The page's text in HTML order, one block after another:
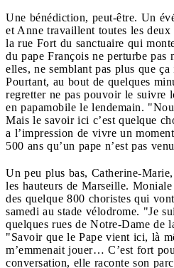
Une bénédiction, peut-être. Un
et Anne travaillent toutes les
la rue Fort du sanctuaire qui
du pape François ne perturbe
elles, ne semblant pas plus que ça
Pourtant, au bout de quelques
regretter ne pas pouvoir le suivre
en papamobile le lendemain.
Mais le savoir ici c’est quelque
a l’impression de vivre un
500 ans qu’un pape n’est pas
Un peu plus bas, Catherine-
les hauteurs de Marseille.
des quelque 800 choristes qui
samedi au stade vélodrome. "Je
quelques rues de Notre-Dame de
"Savoir que le Pape vient ici, là
m’emmenait jouer… C’est fort
conversation, elle raconte son